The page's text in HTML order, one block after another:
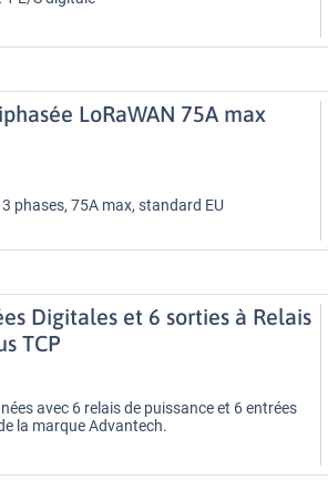
LoRaWAN 75A max
phases, 75A max, standard EU
Digitales et 6 sorties à Relais
TCP
avec 6 relais de puissance et 6 entrées
la marque Advantech.